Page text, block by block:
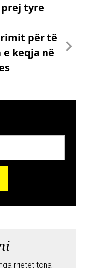
tyre
për të
keqja në
rrjetet tona